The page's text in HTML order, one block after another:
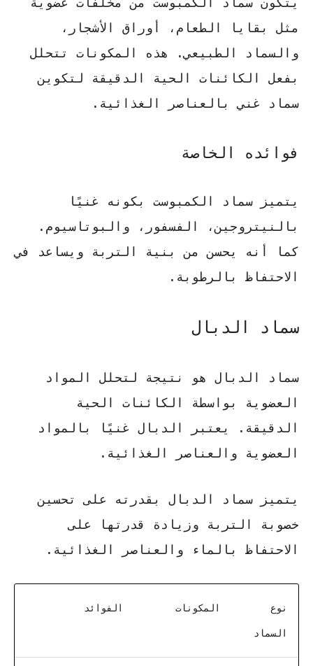
مثل بقايا الطعام، أوراق الأشجار،
والسماد الطبيعي. هذه المكونات تتحلل
بفعل الكائنات الحية الدقيقة لتكوين
سماد غني بالعناصر الغذائية.
فوائده الخاصة
يتميز سماد الكمبوست بكونه غنيًا
بالنيتروجين، الفسفور، والبوتاسيوم.
كما أنه يحسن من بنية التربة ويساعد في
الاحتفاظ بالرطوبة.
سماد الدبال
سماد الدبال هو نتيجة لتحلل المواد
العضوية بواسطة الكائنات الحية
الدقيقة. يعتبر الدبال غنيًا بالمواد
العضوية والعناصر الغذائية.
يتميز سماد الدبال بقدرته على تحسين
خصوبة التربة وزيادة قدرتها على
الاحتفاظ بالماء والعناصر الغذائية.
نوع
السماد
المكونات الفوائد